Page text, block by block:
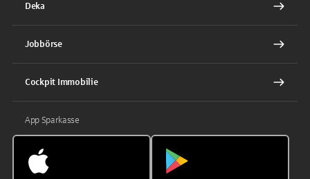
Deka
Jobbörse
Cockpit Immobilie
App Sparkasse